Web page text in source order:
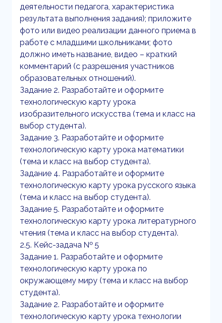
деятельности педагога, характеристика
результата выполнения задания); приложите
фото или видео реализации данного приема в
работе с младшими школьниками; фото
должно иметь название, видео – краткий
комментарий (с разрешения участников
образовательных отношений).
Задание 2. Разработайте и оформите
технологическую карту урока
изобразительного искусства (тема и класс на
выбор студента).
Задание 3. Разработайте и оформите
технологическую карту урока математики
(тема и класс на выбор студента).
Задание 4. Разработайте и оформите
технологическую карту урока русского языка
(тема и класс на выбор студента).
Задание 5. Разработайте и оформите
технологическую карту урока литературного
чтения (тема и класс на выбор студента).
2.5. Кейс-задача № 5
Задание 1. Разработайте и оформите
технологическую карту урока по
окружающему миру (тема и класс на выбор
студента).
Задание 2. Разработайте и оформите
технологическую карту урока технологии